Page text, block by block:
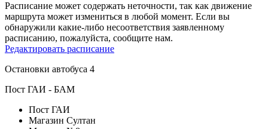
Расписание может содержать неточности, так как движение
маршрута может измениться в любой момент. Если вы
обнаружили какие-либо несоответствия заявленному
расписанию, пожалуйста, сообщите нам.
Редактировать расписание
Остановки автобуса 4
Пост ГАИ - БАМ
Пост ГАИ
Магазин Султан